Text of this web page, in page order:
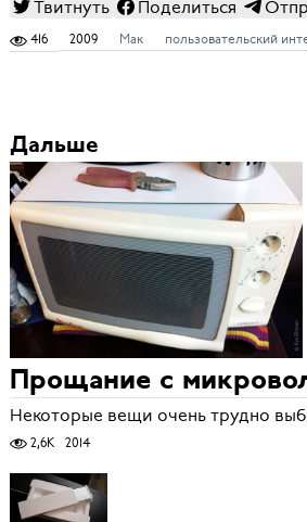
Твитнуть
Поделиться
416 2009 Мак пользовательский
Дальше
Прощание с
Некоторые вещи очень трудно
2,6K 2014